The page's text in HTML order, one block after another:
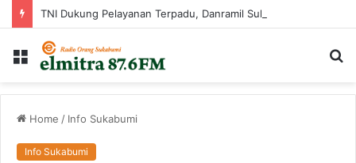
Menu
Home / Info Sukabumi
Info Sukabumi